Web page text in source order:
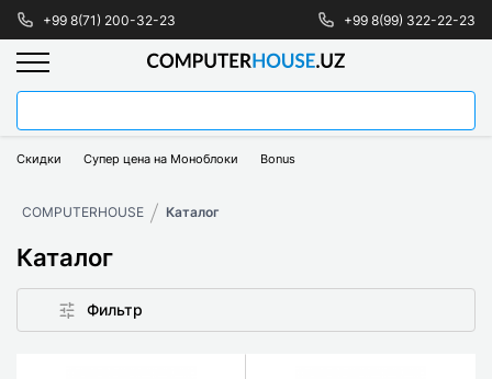
+99 8(71) 200-32-23 +99 8(99) 322-22-23
Скидки Супер цена на Моноблоки Bonus
COMPUTERHOUSE Каталог
Каталог
Фильтр